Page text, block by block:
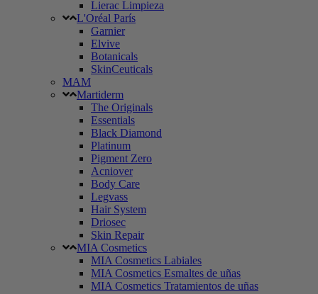
Lierac Limpieza
L'Oréal París
Garnier
Elvive
Botanicals
SkinCeuticals
MAM
Martiderm
The Originals
Essentials
Black Diamond
Platinum
Pigment Zero
Acniover
Body Care
Legvass
Hair System
Driosec
Skin Repair
MIA Cosmetics
MIA Cosmetics Labiales
MIA Cosmetics Esmaltes de uñas
MIA Cosmetics Tratamientos de uñas